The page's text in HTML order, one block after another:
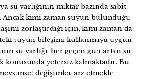
su varlığının miktar bazında sabit
Ancak kimi zaman suyun bulunduğu
zorlaştırdığı için, kimi zaman da
suyun bileşimi kullanmaya uygun
su varlığı, her geçen gün artan su
konusunda yetersiz kalmaktadır. Bu
değişimler arz etmekle